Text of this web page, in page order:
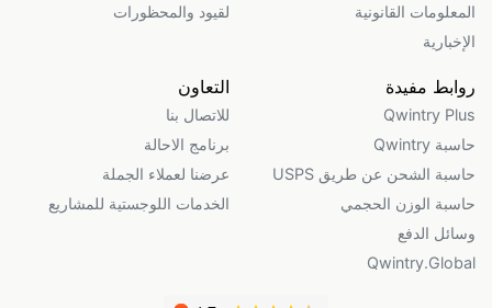
المعلومات القانونية
الإخبارية
لقيود والمحظورات
روابط مفيدة
Qwintry Plus
حاسبة Qwintry
حاسبة الشحن عن طريق USPS
حاسبة الوزن الحجمي
وسائل الدفع
Qwintry.Global
التعاون
للاتصال بنا
برنامج الاحالة
عرضنا لعملاء الجملة
الخدمات اللوجستية للمشاريع